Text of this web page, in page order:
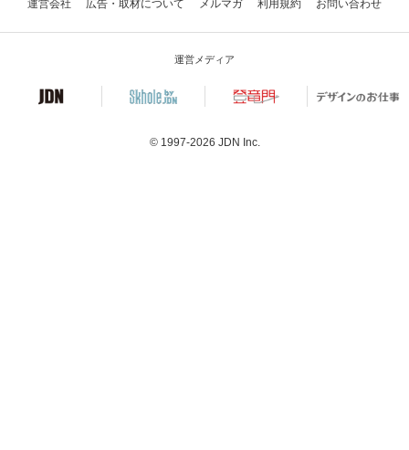
運営会社 広告・取材について メルマガ 利用規約 お問い合わせ
運営メディア
© 1997-2026 JDN Inc.